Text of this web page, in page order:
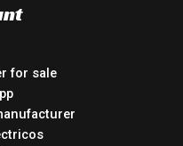
for sale